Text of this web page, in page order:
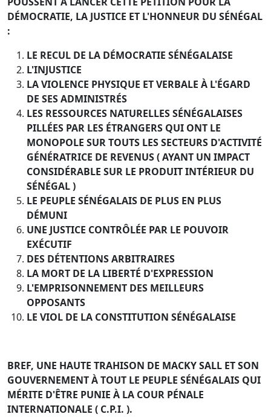
DÉMOCRATIE, LA JUSTICE ET L'HONNEUR DU SÉNÉGAL
:
LE RECUL DE LA DÉMOCRATIE SÉNÉGALAISE
L'INJUSTICE
LA VIOLENCE PHYSIQUE ET VERBALE À L'ÉGARD
DE SES ADMINISTRÉS
LES RESSOURCES NATURELLES SÉNÉGALAISES
PILLÉES PAR LES ÉTRANGERS QUI ONT LE
MONOPOLE SUR TOUTS LES SECTEURS D'ACTIVITÉ
GÉNÉRATRICE DE REVENUS ( AYANT UN IMPACT
CONSIDÉRABLE SUR LE PRODUIT INTÉRIEUR DU
SÉNÉGAL )
LE PEUPLE SÉNÉGALAIS DE PLUS EN PLUS
DÉMUNI
UNE JUSTICE CONTRÔLÉE PAR LE POUVOIR
EXÉCUTIF
DES DÉTENTIONS ARBITRAIRES
LA MORT DE LA LIBERTÉ D'EXPRESSION
L'EMPRISONNEMENT DES MEILLEURS
OPPOSANTS
LE VIOL DE LA CONSTITUTION SÉNÉGALAISE
BREF, UNE HAUTE TRAHISON DE MACKY SALL ET SON
GOUVERNEMENT À TOUT LE PEUPLE SÉNÉGALAIS QUI
MÉRITE D'ÊTRE PUNIE À LA COUR PÉNALE
INTERNATIONALE ( C.P.I. ).